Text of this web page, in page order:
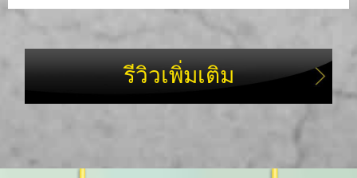
รีวิวเพิ่มเติม